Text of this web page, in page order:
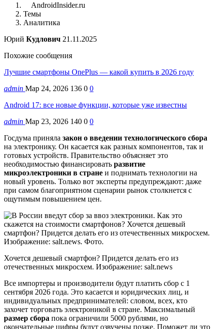
AndroidInsider.ru
Темы
Аналитика
Юрий Кудлович 21.11.2025
Похожие сообщения
Лучшие смартфоны OnePlus — какой купить в 2026 году
admin Мар 24, 2026 136 0 0
Android 17: все новые функции, которые уже известны
admin Мар 23, 2026 140 0 0
Госдума приняла закон о введении технологического сбора
на электронику. Он касается как разных компонентов, так и
готовых устройств. Правительство объясняет это
необходимостью финансировать развитие
микроэлектроники в стране и поднимать технологии на
новый уровень. Только вот эксперты предупреждают: даже
при самом благоприятном сценарии рынок столкнется с
ощутимым повышением цен.
Хочется дешевый смартфон? Придется делать его из
отечественных микросхем. Изображение: salt.news
Все импортеры и производители будут платить сбор с 1
сентября 2026 года. Это касается и юридических лиц, и
индивидуальных предпринимателей: словом, всех, кто
захочет торговать электроникой в стране. Максимальный
размер сбора пока ограничили 5000 рублями, но
окончательные цифры будут озвучены позже. Поможет ли это